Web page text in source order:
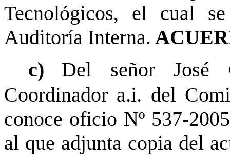
Tecnológicos, el cual
Auditoría Interna.
c)
Del señor José
Coordinador a.i. del
conoce oficio Nº 537-
al que adjunta copia del